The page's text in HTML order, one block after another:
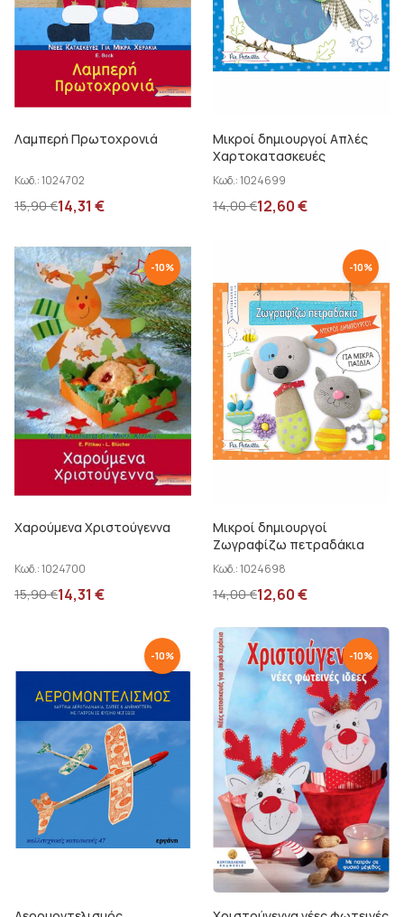
Λαμπερή Πρωτοχρονιά
Κωδ.:1024702
15,90€14,31 €
Μικροί δημιουργοί Απλές
Χαρτοκατασκευές
Κωδ.:1024699
14,00€12,60€
-10%
Χαρούμενα Χριστούγεννα
Κωδ.:1024700
15,90€14,31 €
-10%
Μικροί δημιουργοί
Ζωγραφίζω πετραδάκια
Κωδ.:1024698
14,00€12,60€
-10% -10%